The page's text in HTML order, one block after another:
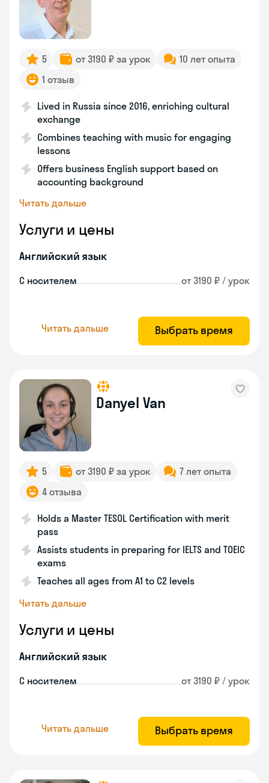
5 от 3190 ₽ за урок
10 лет опыта
1 отзыв
Lived in Russia since 2016, enriching cultural
exchange
Combines teaching with music for engaging
lessons
Offers business English support based on
accounting background
Читать дальше
Услуги и цены
Английский язык
С носителем от 3190 ₽ / урок
Читать дальше Выбрать время
Danyel Van
5 от 3190 ₽ за урок
7 лет опыта
4 отзыва
Holds a Master TESOL Certification with merit
pass
Assists students in preparing for IELTS and TOEIC
exams
Teaches all ages from A1 to C2 levels
Читать дальше
Услуги и цены
Английский язык
С носителем от 3190 ₽ / урок
Читать дальше Выбрать время